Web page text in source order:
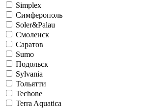
Simplex
Симферополь
Soler&Palau
Смоленск
Саратов
Sumo
Подольск
Sylvania
Тольятти
Techone
Terra Aquatica